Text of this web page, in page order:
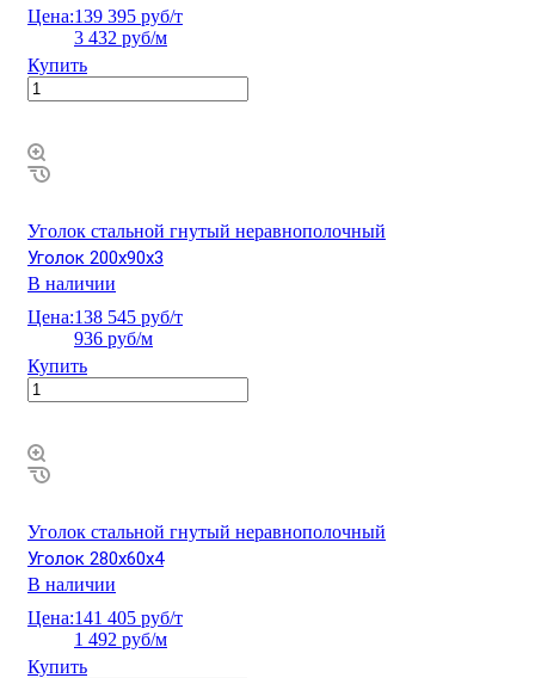
Цена:139 395 руб/т
3 432 руб/м
Купить
Уголок стальной гнутый неравнополочный
Уголок 200х90х3
В наличии
Цена:138 545 руб/т
936 руб/м
Купить
Уголок стальной гнутый неравнополочный
Уголок 280х60х4
В наличии
Цена:141 405 руб/т
1 492 руб/м
Купить